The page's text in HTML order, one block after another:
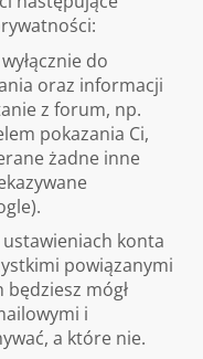
do
oraz informacji
z forum, np.
pokazania Ci,
żadne inne
ustawieniach konta
powiązanymi
mógł
i
a które nie.